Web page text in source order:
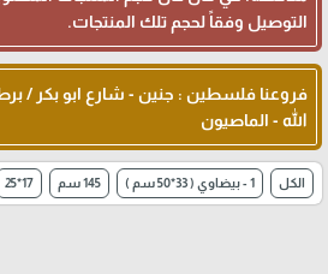
التوصيل وفقاً لحجم تلك المنتجات.
فروعنا فلسطين : جنين - شارع ابو بكر /
الله - الماصيون
الكل 1 - بيضاوي ( 33*50 سم ) 145 سم 17*25